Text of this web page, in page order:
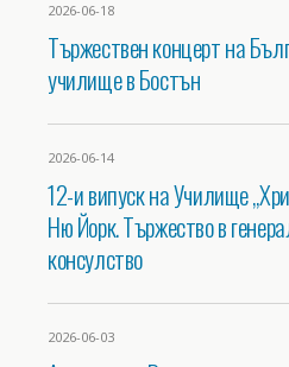
2026-06-18
Тържествен концерт на
училище в Бостън
2026-06-14
12-и випуск на Училище
Ню Йорк. Тържество в
консулство
2026-06-03